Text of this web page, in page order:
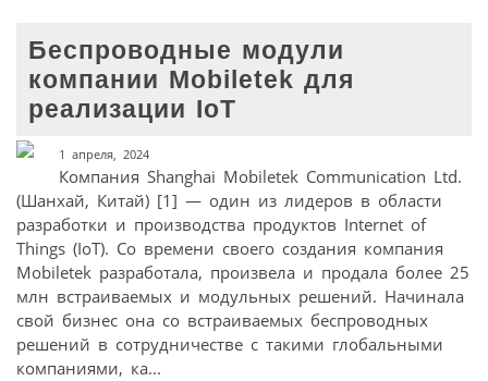
Беспроводные модули
компании Mobiletek для
реализации IoT
1 апреля, 2024
Компания Shanghai Mobiletek Communication Ltd.
(Шанхай, Китай) [1] — один из лидеров в области
разработки и производства продуктов Internet of
Things (IoT). Со времени своего создания компания
Mobiletek разработала, произвела и продала более 25
млн встраиваемых и модульных решений. Начинала
свой бизнес она со встраиваемых беспроводных
решений в сотрудничестве с такими глобальными
компаниями, ка...